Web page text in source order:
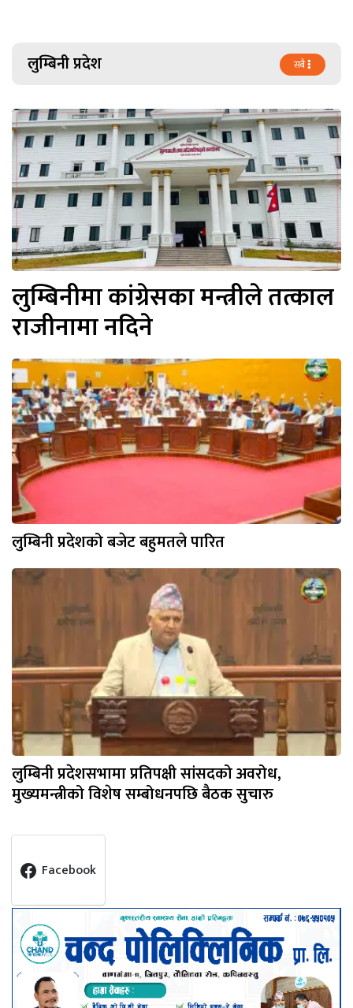
लुम्बिनी प्रदेश सबै
लुम्बिनीमा कांग्रेसका मन्त्रीले तत्काल
राजीनामा नदिने
लुम्बिनी प्रदेशको बजेट बहुमतले पारित
लुम्बिनी प्रदेशसभामा प्रतिपक्षी सांसदको अवरोध,
मुख्यमन्त्रीको विशेष सम्बोधनपछि बैठक सुचारु
Facebook